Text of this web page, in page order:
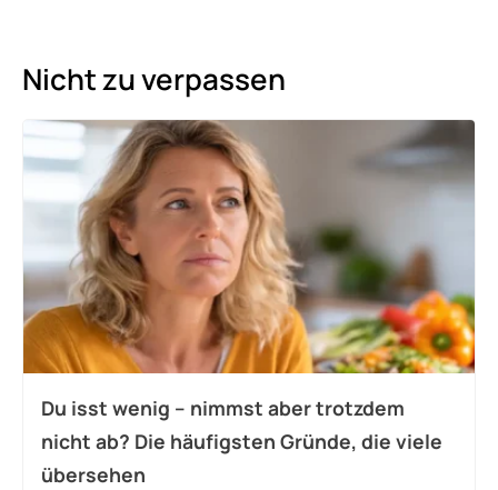
Nicht zu verpassen
Du isst wenig – nimmst aber trotzdem
nicht ab? Die häufigsten Gründe, die viele
übersehen